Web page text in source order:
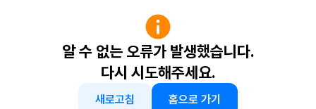
알 수 없는 오류가 발생했습니다.
다시 시도해주세요.
새로고침 홈으로 가기